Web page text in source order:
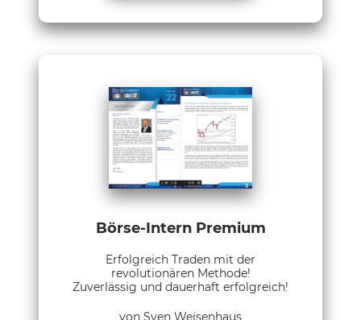
Börse-Intern Premium
Erfolgreich Traden mit der
revolutionären Methode!
Zuverlässig und dauerhaft erfolgreich!
von Sven Weisenhaus